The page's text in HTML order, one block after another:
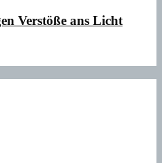
Verstöße ans Licht